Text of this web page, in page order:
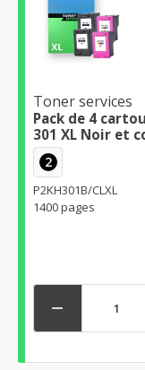
Toner services
Pack de 4
301 XL Noir et
2
P2KH301B/CLXL
1400 pages
